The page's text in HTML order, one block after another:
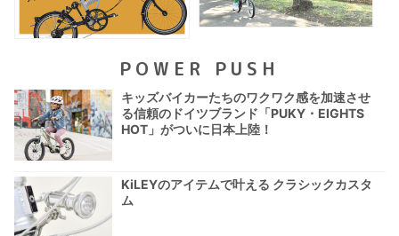
POWER PUSH
キッズバイカーたちのワクワク感を加速させ
る信頼のドイツブランド「PUKY・EIGHTS
HOT」がついに日本上陸！
KiLEYのアイテムで叶える クラシックカスタ
ム